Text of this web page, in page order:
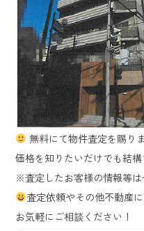
無料にて物件査定を賜り
価格を知りたいだけでも結構
※査定したお客様の情報等は
査定依頼やその他不動産
お気軽にご相談ください！